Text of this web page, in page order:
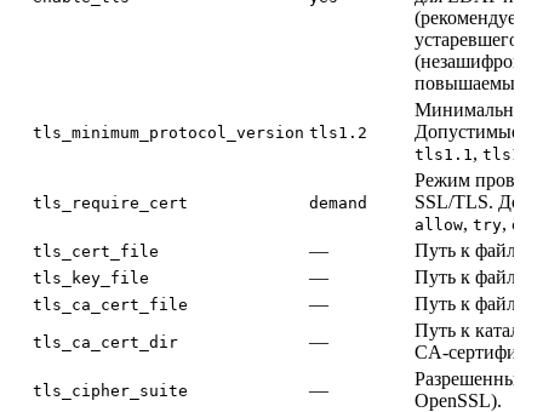
устаревшего
повышаемый
tls_minimum_protocol_version tls1.2
Минимальная
Допустимые
tls1.1 , tls1.2
tls_require_cert demand
Режим
SSL/TLS.
allow, try,
tls_cert_file
— Путь к файлу
tls_key_file — Путь к файлу
tls_ca_cert_file — Путь к файлу
tls_ca_cert_dir —
Путь к
tls_cipher_suite —
Разрешенный
OpenSSL).